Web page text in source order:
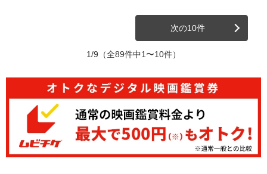
次の10件
1/9 （全89件中1〜10件）